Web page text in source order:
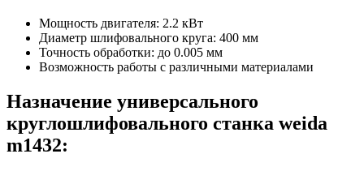
Мощность двигателя: 2.2 кВт
Диаметр шлифовального круга: 400 мм
Точность обработки: до 0.005 мм
Возможность работы с различными материалами
Назначение универсального
круглошлифовального станка weida
m1432: